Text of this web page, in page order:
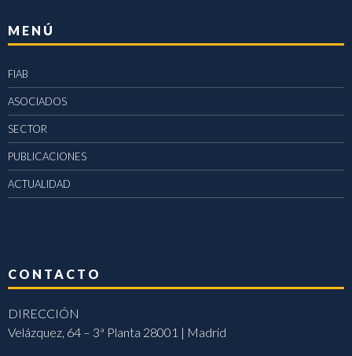
MENÚ
FIAB
ASOCIADOS
SECTOR
PUBLICACIONES
ACTUALIDAD
CONTACTO
DIRECCIÓN
Velázquez, 64 – 3ª Planta 28001 | Madrid